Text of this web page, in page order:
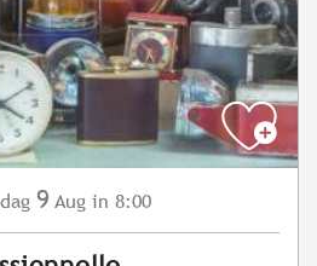
9 Aug in 8:00